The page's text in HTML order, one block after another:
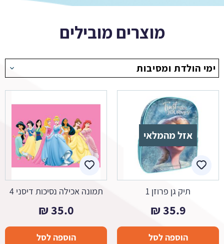
מוצרים מובילים
ימי הולדת ומסיבות
אזל מהמלאי
תיק גן פרוזן 1
35.9
₪
הוספה לסל
תמונה אכילה נסיכות דיסני 4
35.0
₪
הוספה לסל